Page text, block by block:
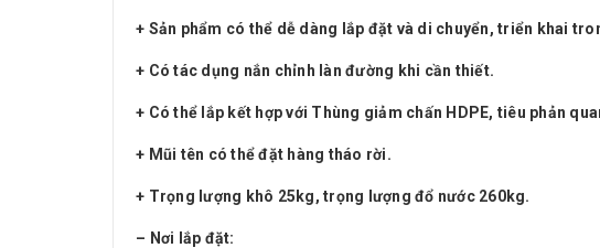
+ Sản phẩm có thể dễ dàng lắp đặt và di chuyển, triển khai
+ Có tác dụng nắn chỉnh làn đường khi cần thiết.
+ Có thể lắp kết hợp với Thùng giảm chấn HDPE, tiêu phản
+ Mũi tên có thể đặt hàng tháo rời.
+ Trọng lượng khô 25kg, trọng lượng đổ nước 260kg.
– Nơi lắp đặt: